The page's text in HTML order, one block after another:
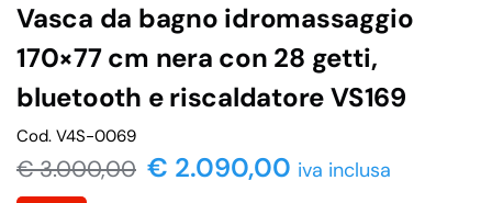
Vasca da bagno idromassaggio
170×77 cm nera con 28 getti,
bluetooth e riscaldatore VS169
Cod. V4S-0069
€3.000,00 € 2.090,00 iva inclusa